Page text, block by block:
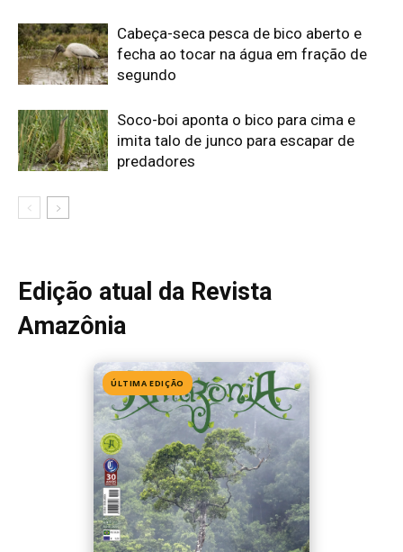
Amazônia
Edição 155· Julho 2026
📖 Ler agora
Mais lidas da semana